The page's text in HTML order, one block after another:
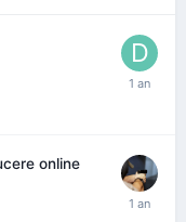
online